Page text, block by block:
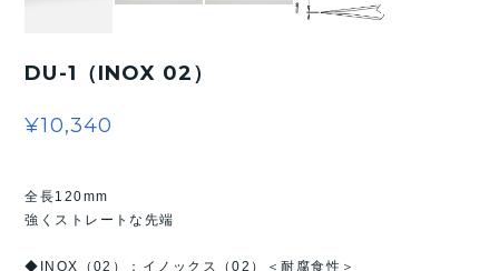
DU-1（INOX 02）
¥10,340
全長120mm
強くストレートな先端
◆INOX（02）：イノックス（02）＜耐腐食性＞